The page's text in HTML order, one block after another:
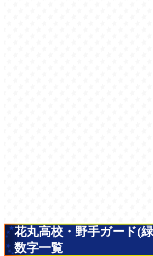
花丸高校・野手ガード(
数字一覧